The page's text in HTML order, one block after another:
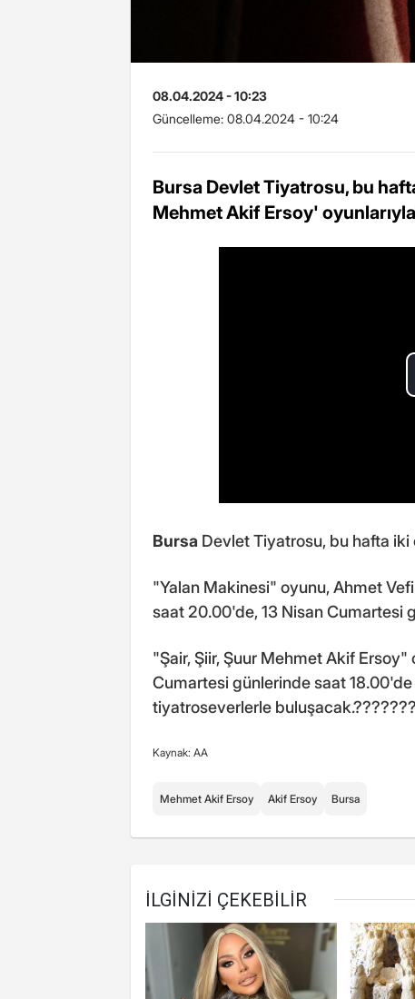
08.04.2024 - 10:23
Güncelleme: 08.04.2024 - 10:24
Bursa Devlet Tiyatrosu, bu
Mehmet Akif Ersoy'
Bursa Devlet Tiyatrosu, bu hafta iki
"Yalan Makinesi" oyunu, Ahmet
saat 20.00'de, 13 Nisan Cumartesi
"Şair, Şiir, Şuur Mehmet Akif
Cumartesi günlerinde saat
tiyatroseverlerle buluşacak.???????
Kaynak: AA
Mehmet Akif Ersoy Akif Ersoy Bursa